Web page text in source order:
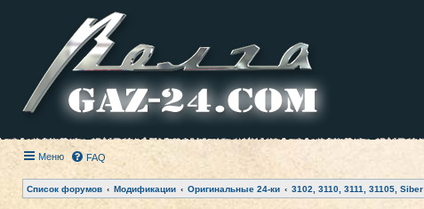
Меню FAQ
Список форумов Модификации Оригинальные 24-ки 3102, 3110, 3111, 31105, Siber